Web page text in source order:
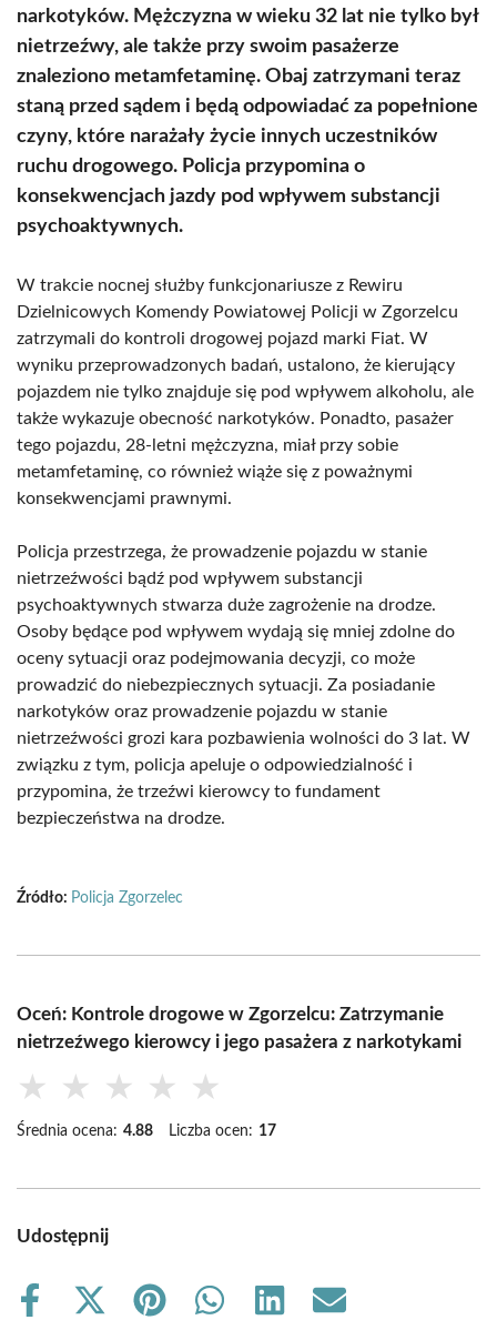
narkotyków. Mężczyzna w wieku 32 lat nie tylko był
nietrzeźwy, ale także przy swoim pasażerze
znaleziono metamfetaminę. Obaj zatrzymani teraz
staną przed sądem i będą odpowiadać za popełnione
czyny, które narażały życie innych uczestników
ruchu drogowego. Policja przypomina o
konsekwencjach jazdy pod wpływem substancji
psychoaktywnych.
W trakcie nocnej służby funkcjonariusze z Rewiru
Dzielnicowych Komendy Powiatowej Policji w Zgorzelcu
zatrzymali do kontroli drogowej pojazd marki Fiat. W
wyniku przeprowadzonych badań, ustalono, że kierujący
pojazdem nie tylko znajduje się pod wpływem alkoholu, ale
także wykazuje obecność narkotyków. Ponadto, pasażer
tego pojazdu, 28-letni mężczyzna, miał przy sobie
metamfetaminę, co również wiąże się z poważnymi
konsekwencjami prawnymi.
Policja przestrzega, że prowadzenie pojazdu w stanie
nietrzeźwości bądź pod wpływem substancji
psychoaktywnych stwarza duże zagrożenie na drodze.
Osoby będące pod wpływem wydają się mniej zdolne do
oceny sytuacji oraz podejmowania decyzji, co może
prowadzić do niebezpiecznych sytuacji. Za posiadanie
narkotyków oraz prowadzenie pojazdu w stanie
nietrzeźwości grozi kara pozbawienia wolności do 3 lat. W
związku z tym, policja apeluje o odpowiedzialność i
przypomina, że trzeźwi kierowcy to fundament
bezpieczeństwa na drodze.
Źródło: Policja Zgorzelec
Oceń: Kontrole drogowe w Zgorzelcu: Zatrzymanie
nietrzeźwego kierowcy i jego pasażera z narkotykami
★ ★ ★ ★ ★
Średnia ocena: 4.88 Liczba ocen: 17
Udostępnij
Share
Share
Share
Share
Share
Share